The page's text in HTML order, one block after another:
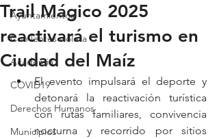
Ayuntamientos
Con lentes violeta
Academia
COVID19
Derechos Humanos
Municipios
Trail Mágico 2025
reactivará el turismo en
Ciudad del Maíz
El evento impulsará el deporte y
detonará la reactivación turística
con rutas familiares, convivencia
nocturna y recorrido por sitios